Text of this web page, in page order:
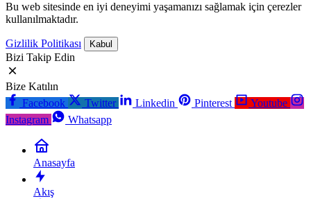
Bu web sitesinde en iyi deneyimi yaşamanızı sağlamak için çerezler
kullanılmaktadır.
Gizlilik Politikası Kabul
Bizi Takip Edin
Bize Katılın
Facebook
Twitter Linkedin Pinterest
Youtube
Instagram
Whatsapp
Anasayfa
Akış